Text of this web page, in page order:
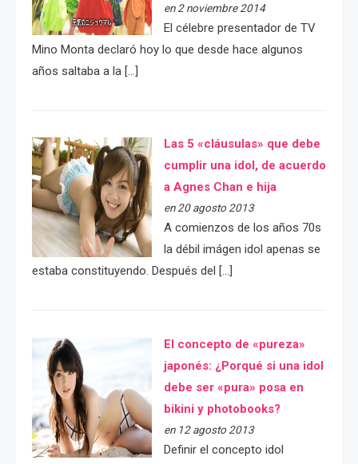
en 2 noviembre 2014
El célebre presentador de TV
Mino Monta declaró hoy lo que desde hace algunos
años saltaba a la […]
Las 5 «cláusulas» que debe
cumplir una idol, de acuerdo
a Agnes Chan e hija
en 20 agosto 2013
A comienzos de los años 70s
la débil imágen idol apenas se
estaba constituyendo. Después del […]
El concepto de «pureza»
japonés: ¿Porqué si una idol
debe ser «pura» posa en
bikini y photobooks?
en 12 agosto 2013
Definir el concepto idol